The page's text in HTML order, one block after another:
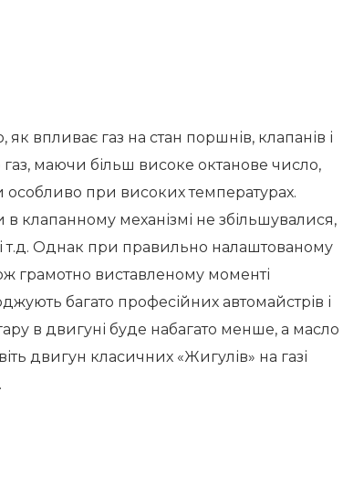
впливає газ на стан поршнів, клапанів і
маючи більш високе октанове число,
особливо при високих температурах.
в клапанному механізмі не збільшувалися,
т.д. Однак при правильно налаштованому
грамотно виставленому моменті
багато професійних автомайстрів і
в двигуні буде набагато менше, а масло
двигун класичних «Жигулів» на газі